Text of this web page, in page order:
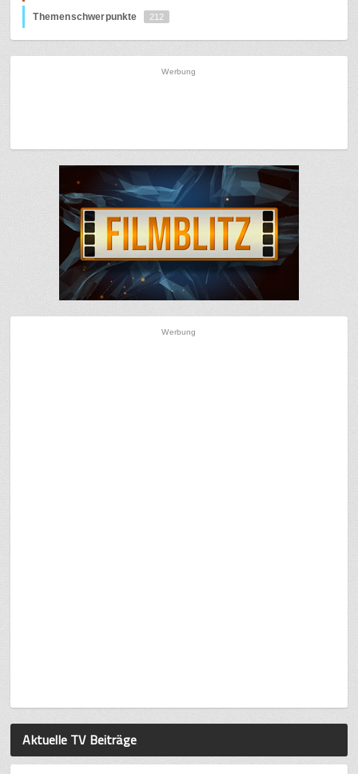
Themenschwerpunkte 212
Werbung
Werbung
Aktuelle TV Beiträge